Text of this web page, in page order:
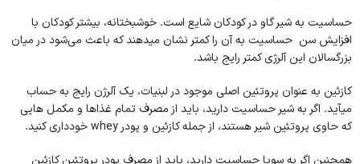
حساسیت به شیر گاو در کودکان شایع است. خوشبختانه، بیشتر کودکان با
افزایش سن حساسیت به آن را کمتر نشان میدهند که باعث می‌شود در میان
بزرگسالان این آلرژی کمتر رایج باشد.
کازئین به عنوان پروتئین اصلی موجود در لبنیات، یک آلرژن رایج به حساب
میآید. اگر به شیر حساسیت دارید، باید از مصرف تمام غذاها و مکمل هایی
که حاوی پروتئین شیر هستند، از جمله کازئین و پودر whey خودداری کنید.